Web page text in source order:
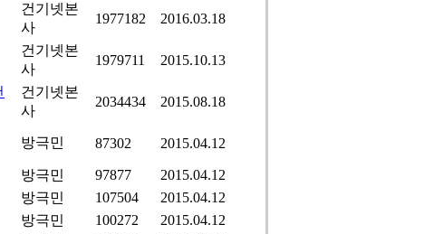
건기넷본
사
1977182 2016.03.18
건기넷본
사
1979711 2015.10.13
건기넷본
사
2034434 2015.08.18
방극민 87302 2015.04.12
방극민 97877
2015.04.12
방극민 107504
2015.04.12
방극민 100272
2015.04.12